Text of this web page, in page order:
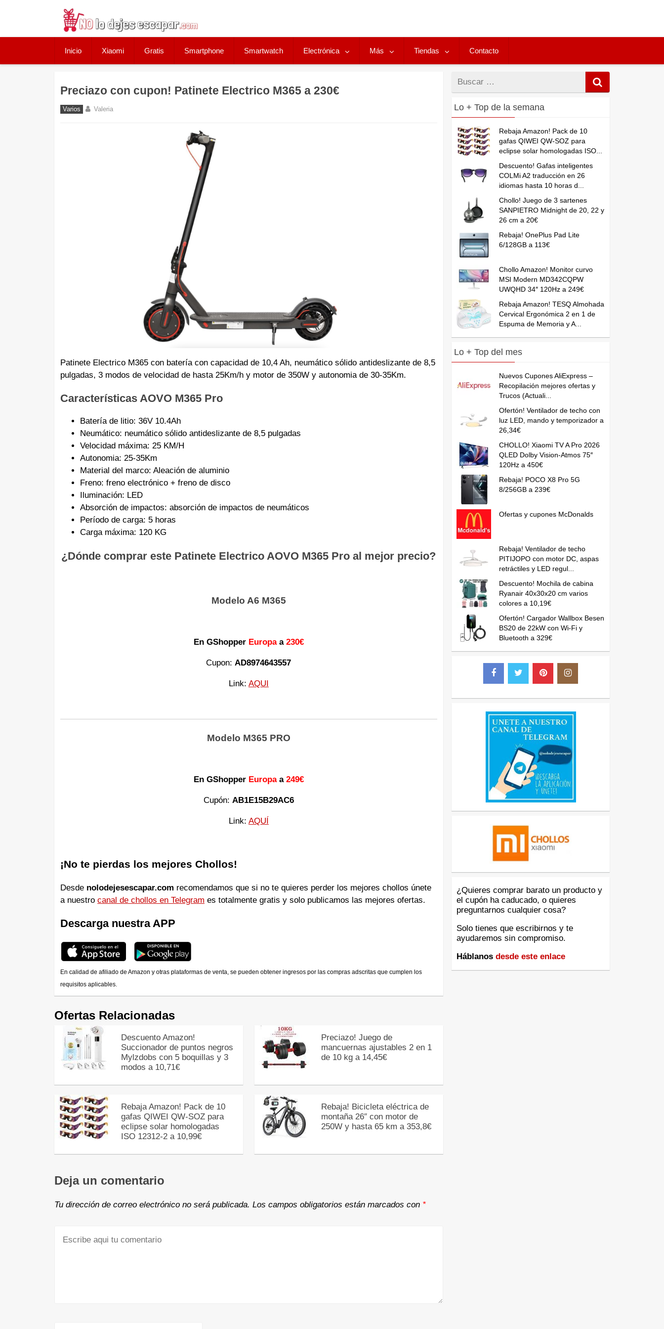
Inicio Xiaomi Gratis Smartphone Smartwatch Electrónica Más Tiendas Contacto
Preciazo con cupon! Patinete Electrico M365 a 230€
Varios Valeria
Patinete Electrico M365 con batería con capacidad de 10,4 Ah, neumático sólido antideslizante de 8,5
pulgadas, 3 modos de velocidad de hasta 25Km/h y motor de 350W y autonomia de 30-35Km.
Características AOVO M365 Pro
Batería de litio: 36V 10.4Ah
Neumático: neumático sólido antideslizante de 8,5 pulgadas
Velocidad máxima: 25 KM/H
Autonomia: 25-35Km
Material del marco: Aleación de aluminio
Freno: freno electrónico + freno de disco
Iluminación: LED
Absorción de impactos: absorción de impactos de neumáticos
Período de carga: 5 horas
Carga máxima: 120 KG
¿Dónde comprar este Patinete Electrico AOVO M365 Pro al mejor precio?
Modelo A6 M365
En GShopper Europaa 230€
Cupon: AD8974643557
Link: AQUI
Modelo M365 PRO
En GShopper Europaa 249€
Cupón: AB1E15B29AC6
Link: AQUÍ
¡No te pierdas los mejores Chollos!
Desde nolodejesescapar.com recomendamos que si no te quieres perder los mejores chollos únete
a nuestro canal de chollos en Telegram es totalmente gratis y solo publicamos las mejores ofertas.
Descarga nuestra APP
En calidad de afiliado de Amazon y otras plataformas de venta, se pueden obtener ingresos por las compras adscritas que cumplen los
requisitos aplicables.
Ofertas Relacionadas
Descuento Amazon!
Succionador de puntos negros
Mylzdobs con 5 boquillas y 3
modos a 10,71€
Preciazo! Juego de
mancuernas ajustables 2 en 1
de 10 kg a 14,45€
Rebaja Amazon! Pack de 10
gafas QIWEI QW-SOZ para
eclipse solar homologadas
ISO 12312-2 a 10,99€
Rebaja! Bicicleta eléctrica de
montaña 26″ con motor de
250W y hasta 65 km a 353,8€
Deja un comentario
Tu dirección de correo electrónico no será publicada. Los campos obligatorios están marcados con *
Buscar
por
Lo + Top de la semana
Rebaja Amazon! Pack de 10
gafas QIWEI QW-SOZ para
eclipse solar homologadas ISO...
Descuento! Gafas inteligentes
COLMi A2 traducción en 26
idiomas hasta 10 horas d...
Chollo! Juego de 3 sartenes
SANPIETRO Midnight de 20, 22 y
26 cm a 20€
Rebaja! OnePlus Pad Lite
6/128GB a 113€
Chollo Amazon! Monitor curvo
MSI Modern MD342CQPW
UWQHD 34″ 120Hz a 249€
Rebaja Amazon! TESQ Almohada
Cervical Ergonómica 2 en 1 de
Espuma de Memoria y A...
Lo + Top del mes
Nuevos Cupones AliExpress –
Recopilación mejores ofertas y
Trucos (Actuali...
Ofertón! Ventilador de techo con
luz LED, mando y temporizador a
26,34€
CHOLLO! Xiaomi TV A Pro 2026
QLED Dolby Vision-Atmos 75″
120Hz a 450€
Rebaja! POCO X8 Pro 5G
8/256GB a 239€
Ofertas y cupones McDonalds
Rebaja! Ventilador de techo
PITIJOPO con motor DC, aspas
retráctiles y LED regul...
Descuento! Mochila de cabina
Ryanair 40x30x20 cm varios
colores a 10,19€
Ofertón! Cargador Wallbox Besen
BS20 de 22kW con Wi-Fi y
Bluetooth a 329€
¿Quieres comprar barato un producto y
el cupón ha caducado, o quieres
preguntarnos cualquier cosa?
Solo tienes que escribirnos y te
ayudaremos sin compromiso.
Háblanos desde este enlace